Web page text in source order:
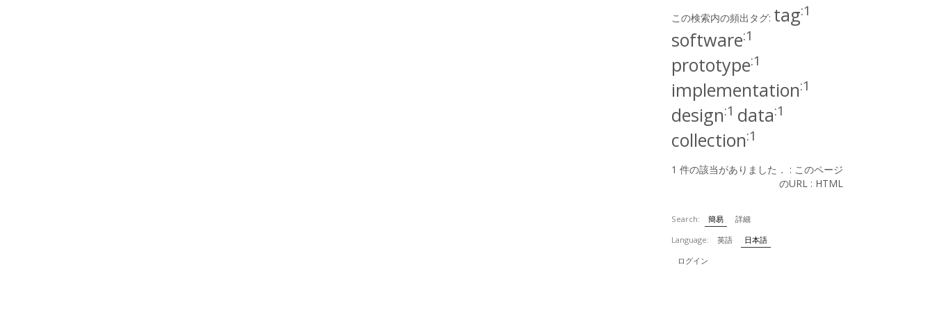
この検索内の頻出タグ: tag:1
software:1
prototype:1
implementation:1
design:1 data:1
collection:1
1 件の該当がありました． : このページ
のURL : HTML
Search: 簡易
詳細
Language:
英語
日本語
ログイン